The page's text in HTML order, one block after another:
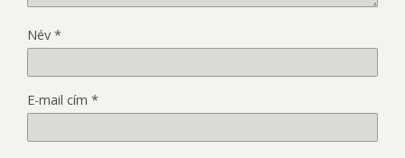
Név *
E-mail cím *